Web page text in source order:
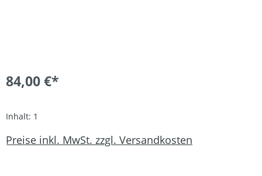
84,00 €*
Inhalt: 1
Preise inkl. MwSt. zzgl. Versandkosten